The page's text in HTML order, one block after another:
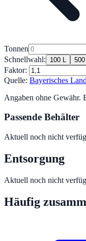
Tonnen
Schnellwahl:
100 L 500
Faktor:
Quelle: Bayerisches
Angaben ohne Gewähr.
Passende Behälter
Aktuell noch nicht
Entsorgung
Aktuell noch nicht
Häufig